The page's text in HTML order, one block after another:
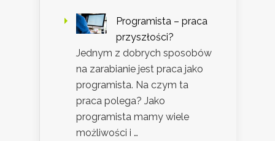
Programista – praca
przyszłości?
Jednym z dobrych sposobów
na zarabianie jest praca jako
programista. Na czym ta
praca polega? Jako
programista mamy wiele
możliwości i …